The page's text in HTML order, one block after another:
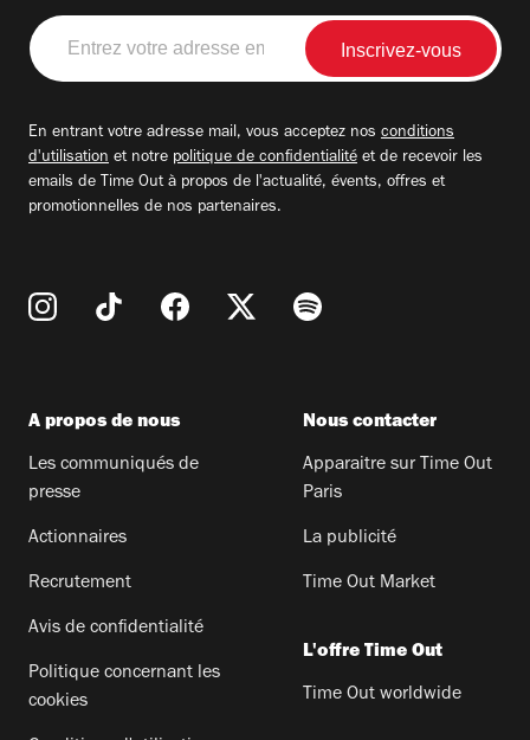
Entrez
votre
adresse
En entrant votre adresse mail, vous acceptez nos conditions
d'utilisation et notre politique de confidentialité et de recevoir les
emails de Time Out à propos de l'actualité, évents, offres et
promotionnelles de nos partenaires.
A propos de nous
Les communiqués de
presse
Actionnaires
Recrutement
Avis de confidentialité
Politique concernant les
cookies
Nous contacter
Apparaitre sur Time Out
Paris
La publicité
Time Out Market
L'offre Time Out
Time Out worldwide